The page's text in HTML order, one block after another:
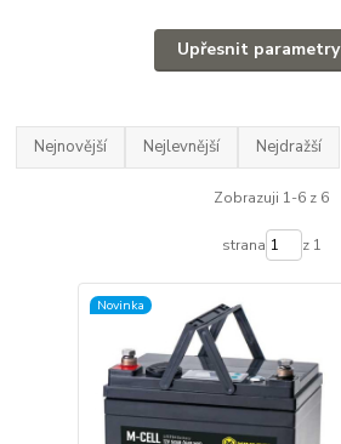
Upřesnit parametry
Nejnovější Nejlevnější Nejdražší
Zobrazuji 1-6 z 6
strana z 1
Novinka